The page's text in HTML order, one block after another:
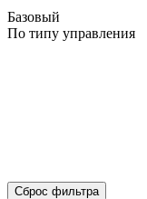
Базовый
По типу управления
Сброс фильтра